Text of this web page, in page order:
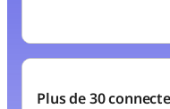
Plus de 30